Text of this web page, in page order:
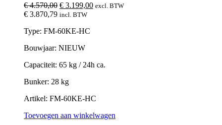
€4.570,00 Oorspronkelijke
prijs
€ 4.570,00.
€ 3.199,00Huidige
excl. BTW
€ 3.870,79 incl. BTW
Type: FM-60KE-HC
Bouwjaar: NIEUW
Capaciteit: 65 kg / 24h ca.
Bunker: 28 kg
Artikel: FM-60KE-HC
Toevoegen aan winkelwagen